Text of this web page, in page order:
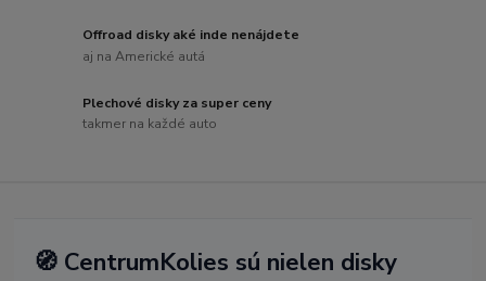
Offroad disky aké inde nenájdete
aj na Americké autá
Plechové disky za super ceny
takmer na každé auto
🧭 CentrumKolies sú nielen disky